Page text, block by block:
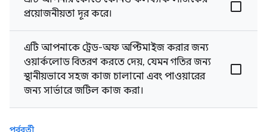
প্রয়োজনীয়তা দূর করে।
এটি আপনাকে ট্রেড-অফ অপ্টিমাইজ করার জন্য
ওয়ার্কলোড বিতরণ করতে দেয়, যেমন গতির জন্য
স্থানীয়ভাবে সহজ কাজ চালানো এবং পাওয়ারের
জন্য সার্ভারে জটিল কাজ করা।
পূর্ববর্তী